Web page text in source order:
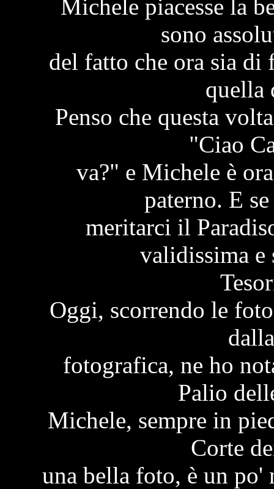
Michele piacesse la
sono
del fatto che ora sia di
quella
Penso che questa
"Ciao
va?" e Michele è
paterno. E
meritarci il
validissima e
Oggi, scorrendo le
fotografica, ne ho
Palio
Michele, sempre in
Corte
una bella foto, è un po'